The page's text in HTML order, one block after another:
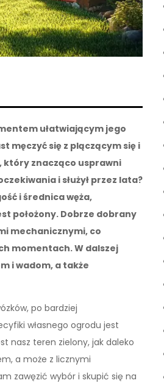
ułatwiającym jego
męczyć się z plączącym się i
który znacząco usprawni
i służył przez lata?
i średnica węża,
położony. Dobrze dobrany
mechanicznymi, co
momentach. W dalszej
i wadom, a także
po bardziej
własnego ogrodu jest
nasz teren zielony, jak daleko
a może z licznymi
zawęzić wybór i skupić się na